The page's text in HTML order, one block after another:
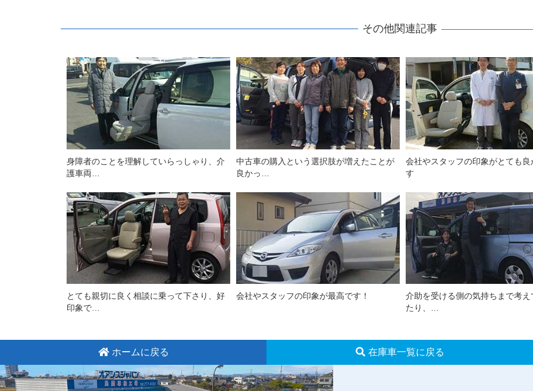
その他関連記事
身障者のことを理解していらっしゃり、介
護車両…
中古車の購入という選択肢が増えたことが
良かっ…
会社やスタッフの印象がとても良
す
とても親切に良く相談に乗って下さり、好
印象で…
会社やスタッフの印象が最高です！
介助を受ける側の気持ちまで考え
たり、…
ホームに戻る 在庫車一覧に戻る